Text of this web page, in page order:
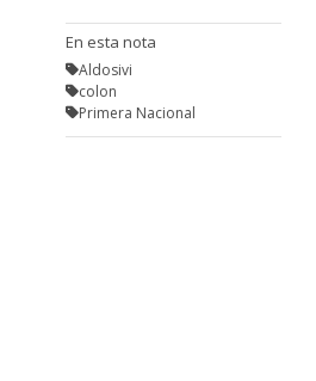
En esta nota
Aldosivi
colon
Primera Nacional